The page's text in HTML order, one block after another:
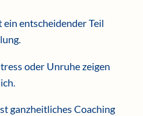
entscheidender Teil
oder Unruhe zeigen
ganzheitliches Coaching